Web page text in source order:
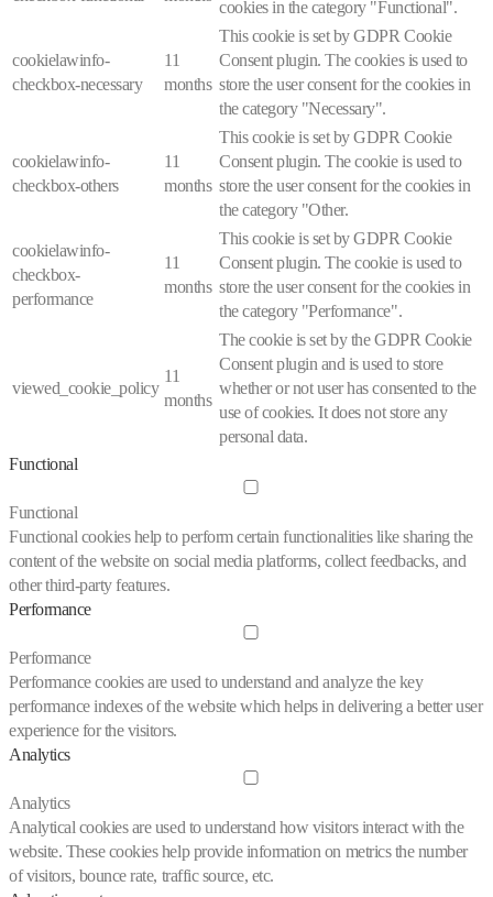
cookies in the category "Functional".
cookielawinfo-
checkbox-necessary
11
months
This cookie is set by GDPR Cookie
Consent plugin. The cookies is used to
store the user consent for the cookies in
the category "Necessary".
cookielawinfo-
checkbox-others
11
months
This cookie is set by GDPR Cookie
Consent plugin. The cookie is used to
store the user consent for the cookies in
the category "Other.
cookielawinfo-
checkbox-
performance
11
months
This cookie is set by GDPR Cookie
Consent plugin. The cookie is used to
store the user consent for the cookies in
the category "Performance".
viewed_cookie_policy
11
months
The cookie is set by the GDPR Cookie
Consent plugin and is used to store
whether or not user has consented to the
use of cookies. It does not store any
personal data.
Functional
Functional
Functional cookies help to perform certain functionalities like sharing the
content of the website on social media platforms, collect feedbacks, and
other third-party features.
Performance
Performance
Performance cookies are used to understand and analyze the key
performance indexes of the website which helps in delivering a better user
experience for the visitors.
Analytics
Analytics
Analytical cookies are used to understand how visitors interact with the
website. These cookies help provide information on metrics the number
of visitors, bounce rate, traffic source, etc.